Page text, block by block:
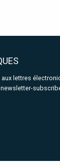
lettres
newsletter-